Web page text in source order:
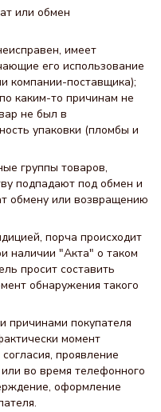
или обмен
имеет
его использование
компании-поставщика);
каким-то причинам не
не был в
упаковки (пломбы и
группы товаров,
подпадают под обмен и
обмену или возвращению
порча происходит
наличии "Акта" о таком
просит составить
обнаружения такого
причинами покупателя
момент
проявление
во время телефонного
оформление